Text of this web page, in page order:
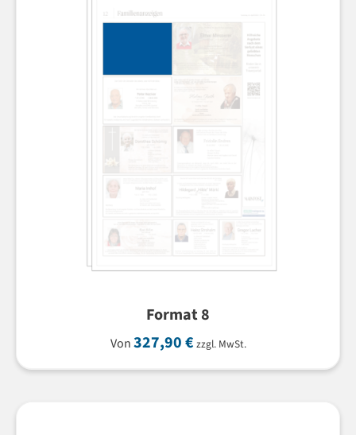
Format 8
Von327,90€ zzgl. MwSt.